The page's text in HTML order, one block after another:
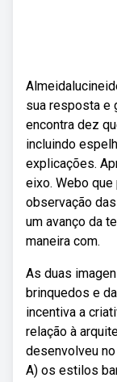
sua resposta e
encontra dez
incluindo
explicações.
eixo. Webo
observação
um avanço da
maneira com.
As duas
brinquedos e
incentiva a
relação à
desenvolveu
A) os estilos